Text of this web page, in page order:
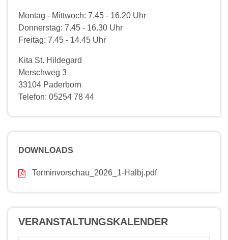
Montag - Mittwoch: 7.45 - 16.20 Uhr
Donnerstag: 7.45 - 16.30 Uhr
Freitag: 7.45 - 14.45 Uhr
Kita St. Hildegard
Merschweg 3
33104 Paderborn
Telefon: 05254 78 44
DOWNLOADS
Terminvorschau_2026_1-Halbj.pdf
VERANSTALTUNGS­KALENDER